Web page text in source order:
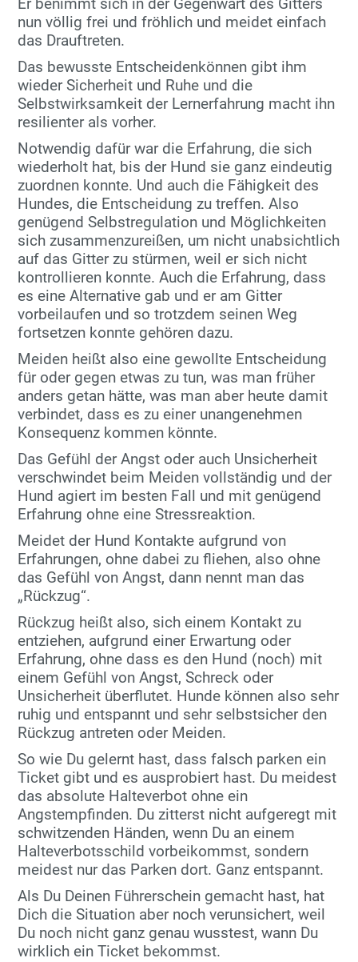
Er benimmt sich in der Gegenwart des Gitters
nun völlig frei und fröhlich und meidet einfach
das Drauftreten.
Das bewusste Entscheidenkönnen gibt ihm
wieder Sicherheit und Ruhe und die
Selbstwirksamkeit der Lernerfahrung macht ihn
resilienter als vorher.
Notwendig dafür war die Erfahrung, die sich
wiederholt hat, bis der Hund sie ganz eindeutig
zuordnen konnte. Und auch die Fähigkeit des
Hundes, die Entscheidung zu treffen. Also
genügend Selbstregulation und Möglichkeiten
sich zusammenzureißen, um nicht unabsichtlich
auf das Gitter zu stürmen, weil er sich nicht
kontrollieren konnte. Auch die Erfahrung, dass
es eine Alternative gab und er am Gitter
vorbeilaufen und so trotzdem seinen Weg
fortsetzen konnte gehören dazu.
Meiden heißt also eine gewollte Entscheidung
für oder gegen etwas zu tun, was man früher
anders getan hätte, was man aber heute damit
verbindet, dass es zu einer unangenehmen
Konsequenz kommen könnte.
Das Gefühl der Angst oder auch Unsicherheit
verschwindet beim Meiden vollständig und der
Hund agiert im besten Fall und mit genügend
Erfahrung ohne eine Stressreaktion.
Meidet der Hund Kontakte aufgrund von
Erfahrungen, ohne dabei zu fliehen, also ohne
das Gefühl von Angst, dann nennt man das
„Rückzug“.
Rückzug heißt also, sich einem Kontakt zu
entziehen, aufgrund einer Erwartung oder
Erfahrung, ohne dass es den Hund (noch) mit
einem Gefühl von Angst, Schreck oder
Unsicherheit überflutet. Hunde können also sehr
ruhig und entspannt und sehr selbstsicher den
Rückzug antreten oder Meiden.
So wie Du gelernt hast, dass falsch parken ein
Ticket gibt und es ausprobiert hast. Du meidest
das absolute Halteverbot ohne ein
Angstempfinden. Du zitterst nicht aufgeregt mit
schwitzenden Händen, wenn Du an einem
Halteverbotsschild vorbeikommst, sondern
meidest nur das Parken dort. Ganz entspannt.
Als Du Deinen Führerschein gemacht hast, hat
Dich die Situation aber noch verunsichert, weil
Du noch nicht ganz genau wusstest, wann Du
wirklich ein Ticket bekommst.